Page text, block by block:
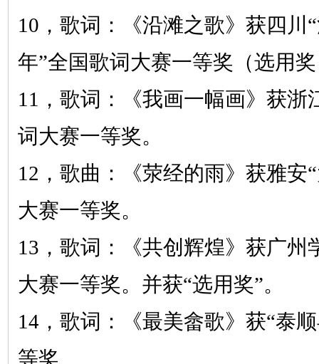
10， 歌词：《沿滩之歌》 获四川
年”全国歌词大赛一等奖（选用
11， 歌词：《我画一幅画》 获浙
词大赛一等奖。
12， 歌曲：《荥经的雨》 获雅安
大赛一等奖。
13， 歌词：《共创辉煌》 获广州
大赛一等奖。并获“选用奖”。
14， 歌词：《最美畲歌》 获“泰
等奖